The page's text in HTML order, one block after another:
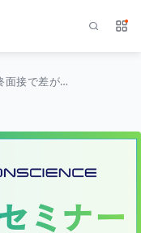
サ
【27卒｜最終面接で差がつく！】“超実践”20分面接対策セミナー